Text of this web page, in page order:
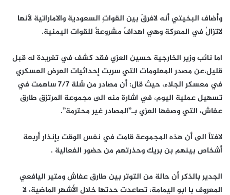
وأضاف البخيتي أنه لافرقَ بين القواتِ السعودية والاماراتية لاَنها
لاتزالُ في المعركة وهي اهدافٌ مشروعةٌ للقوات اليمنية.
اما نائب وزير الخارجية حسين العزي فقد كشف في تغريدة له قبل
قليل،عن مصدر المعلومات التي سربت إحداثيات العرض العسكري
في معسكر الجلاء، حيث قال: أن مصادر من شلة ٧/٧ ساهمت في
تسهيل عملية اليوم، في اشارة منه الى مجموعة المرتزق طارق
عفاش، التي وصفها العزي بـ”المصادر غير محترمة”.
لافتاً الى أن هذه المجموعة قامت في نفس الوقت بإنذار أربعة
أشخاص بينهم بن بريك وحذرتهم من حضور الفعالية .
الجدير بالذكر أن حالة من التوتر بين طارق عفاش ومتير اليافعي
المعروف با ابو اليمامة، تصاعدت حدتها خلال الأشهر الماضية، لا